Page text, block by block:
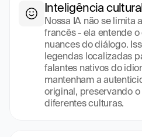
Inteligência
Nossa IA não se limita
francês - ela entende
nuances do diálogo.
legendas localizadas
falantes nativos do
mantenham a
original, preservando
diferentes culturas.